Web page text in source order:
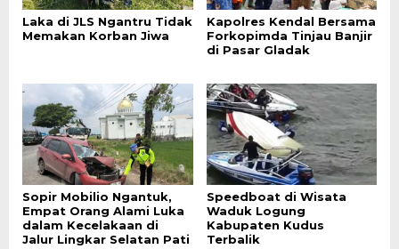
Laka di JLS Ngantru Tidak
Memakan Korban Jiwa
Kapolres Kendal Bersama
Forkopimda Tinjau Banjir
di Pasar Gladak
Sopir Mobilio Ngantuk,
Empat Orang Alami Luka
dalam Kecelakaan di
Jalur Lingkar Selatan Pati
Speedboat di Wisata
Waduk Logung
Kabupaten Kudus
Terbalik